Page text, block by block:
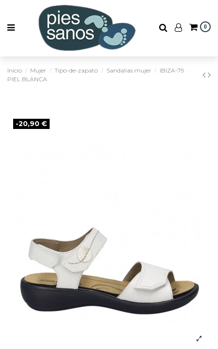
0
Inicio Mujer Tipo-de-zapato Sandalias mujer
IBIZA-79
PIEL BLANCA
-20,90 €